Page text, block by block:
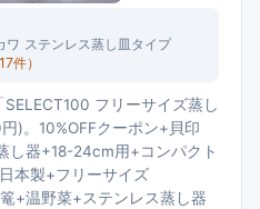
ワ ステンレス蒸し皿タイプ
件）
フリーサイズ蒸し
)。10%OFFクーポン+貝印
し器+18-24cm用+コンパクト
本製+フリーサイズ
+温野菜+ステンレス蒸し器